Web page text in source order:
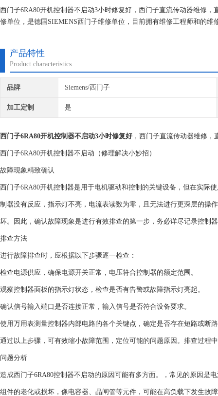
西门子6RA80开机控制器不启动3小时修复好，西门子直流传动器维修
修单位，是德国SIEMENS西门子维修单位，目前拥有维修工程师和的
产品特性
Product characteristics
品牌 Siemens/西门子
加工定制 是
西门子6RA80开机控制器不启动3小时修复好 ，西门子直流传动器维修
西门子6RA80开机控制器不启动（修理解决小妙招）
故障现象精致确认
西门子6RA80开机控制器是用于电机驱动和控制的关键设备，但在实际
制器没有反应，指示灯不亮，电流表读数为零，且无法进行更深层的操
坏。因此，确认故障现象是进行有效排查的第一步，务必详尽记录控制
排查方法
进行故障排查时，应根据以下步骤逐一检查：
检查电源供应，确保电源开关正常，电压符合控制器的额定范围。
观察控制器面板的指示灯状态，检查是否有告警或故障指示灯亮起。
确认信号输入端口是否连接正常，输入信号是否符合设备要求。
使用万用表测量控制器内部电路的各个关键点，确定是否存在短路或断
通过以上步骤，可有效缩小故障范围，定位可能的问题原因。排查过程
问题分析
造成西门子6RA80控制器不启动的原因可能有多方面。，常见的原因是
组件的老化或损坏，像电容器、晶闸管等元件，可能在高负载下发生故